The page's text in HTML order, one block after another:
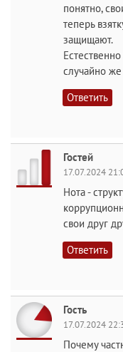
понятно,
теперь
защищают.
случайно
Ответить
Гостей
17.07.2024
Нота -
свои друг
Ответить
Гость
17.07.2024
Почему